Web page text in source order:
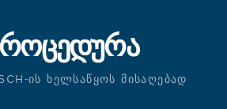
ᲘᲡ ᲮᲔᲚᲡᲐᲬᲧᲝᲡ ᲛᲘᲡᲐᲦᲔᲑᲐᲓ